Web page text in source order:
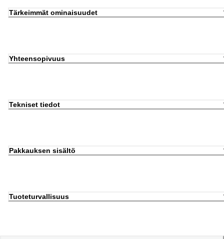
Tärkeimmät ominaisuudet
Yhteensopivuus
Tekniset tiedot
Pakkauksen sisältö
Tuoteturvallisuus